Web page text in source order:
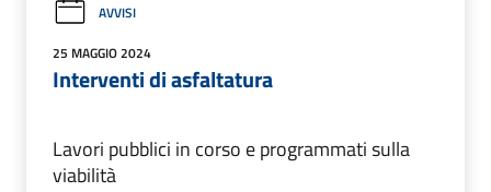
AVVISI
25 MAGGIO 2024
Interventi di asfaltatura
Lavori pubblici in corso e programmati sulla
viabilità